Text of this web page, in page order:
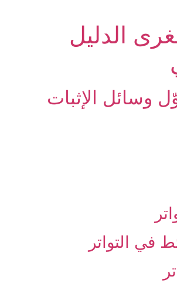
الدليل
وسائل الإثبات
في التواتر